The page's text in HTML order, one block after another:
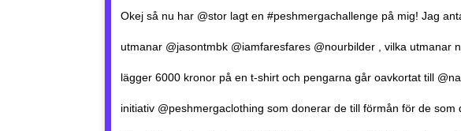
Okej så nu har @stor lagt en #peshmergachallenge på mig! Jag
utmanar @jasontmbk @iamfaresfares @nourbilder , vilka utmanar
lägger 6000 kronor på en t-shirt och pengarna går oavkortat till
initiativ @peshmergaclothing som donerar de till förmån för de som